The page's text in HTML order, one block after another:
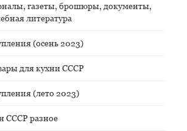
газеты, брошюры, документы,
литература
(осень 2023)
для кухни СССР
(лето 2023)
СССР разное